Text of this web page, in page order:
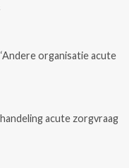
organisatie acute
acute zorgvraag